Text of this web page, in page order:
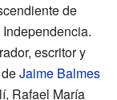
de
escritor y
Jaime Balmes
Rafael María